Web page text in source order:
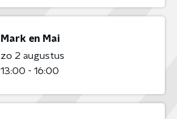
Mark en Mai
zo 2 augustus
13:00 - 16:00